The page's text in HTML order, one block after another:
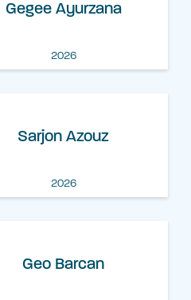
​Gegee Ayurzana
2026
Sarjon Azouz
2026
Geo Barcan